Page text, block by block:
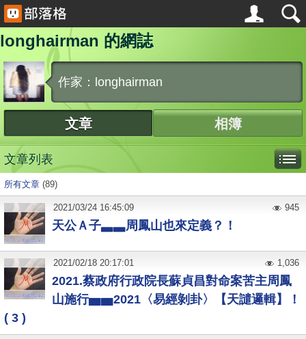
longhairman 的網誌
作家：longhairman
文章 相簿
文章列表
所有文章 (89)
天公Ａ子▃▃周鳳山也來定義？！
2021/03/24 16:45:09 945
2021.蔡政府行政院長蘇貞昌對命案苦主周鳳
山施行▅▅2021〈易經剝卦〉【天譴邏輯】！
( 3 )
2021/02/18 20:17:01 1,036